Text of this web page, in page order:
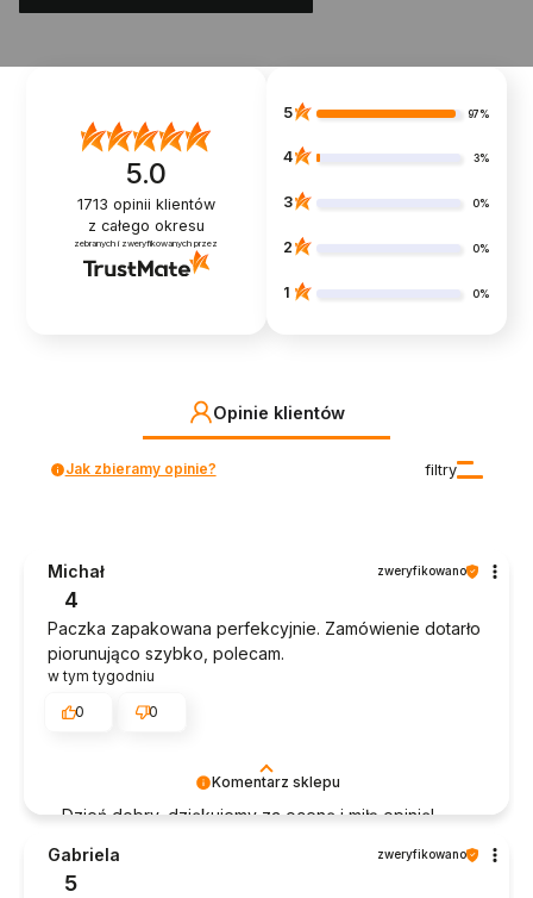
5.0
1713 opinii klientów
z całego okresu
zebranych i zweryfikowanych przez
5 97%
4 3%
3 0%
2 0%
1 0%
Opinie klientów
filtry
Jak zbieramy opinie?
Komentarz sklepu
Dzień dobry, dziękujemy za ocenę i miłą opinię!
:) Pozdrawiamy serdecznie, Zespół Diwajs!
Michał zweryfikowano
4
Paczka zapakowana perfekcyjnie. Zamówienie dotarło
piorunująco szybko, polecam.
w tym tygodniu
0
0
Gabriela zweryfikowano
5